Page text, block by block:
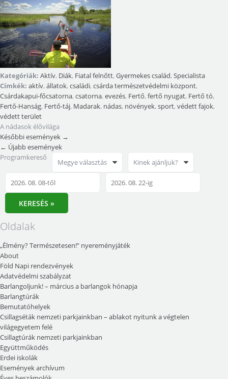
Kategóriák: Aktív, Diák, Fiatal felnőtt, Gyermekes család, Specialista
Címkék: aktív, állatok, családi, csárda természetvédelmi központ,
Csárdakapui-főcsatorna, csatorna, evezés, Fertő, fertő nyugat, Fertő tó,
Fertő-Hanság, Fertő-táj, Madarak, nádas, növények, sport, védett fajok,
védett terület
A nádasok élővilága
Későbbi események →
← Újabb események
Programkereső
Megye választás Kinek ajánljuk?
KERESÉS »
Oldalak
„Élmény? Természetesen!” nyereményjáték
About
Föld Napi rendezvények
Adatvédelmi szabályzat
Barlangoljunk! – március a barlangok hónapja
Barlangtúrák
Bemutatóhelyek
Csillagséták nemzeti parkjainkban – ablakot nyitunk a végtelen
világegyetem felé
Csillagtúrák nemzeti parkjainkban
Együttműködés
Erdei iskolák
Események archívum